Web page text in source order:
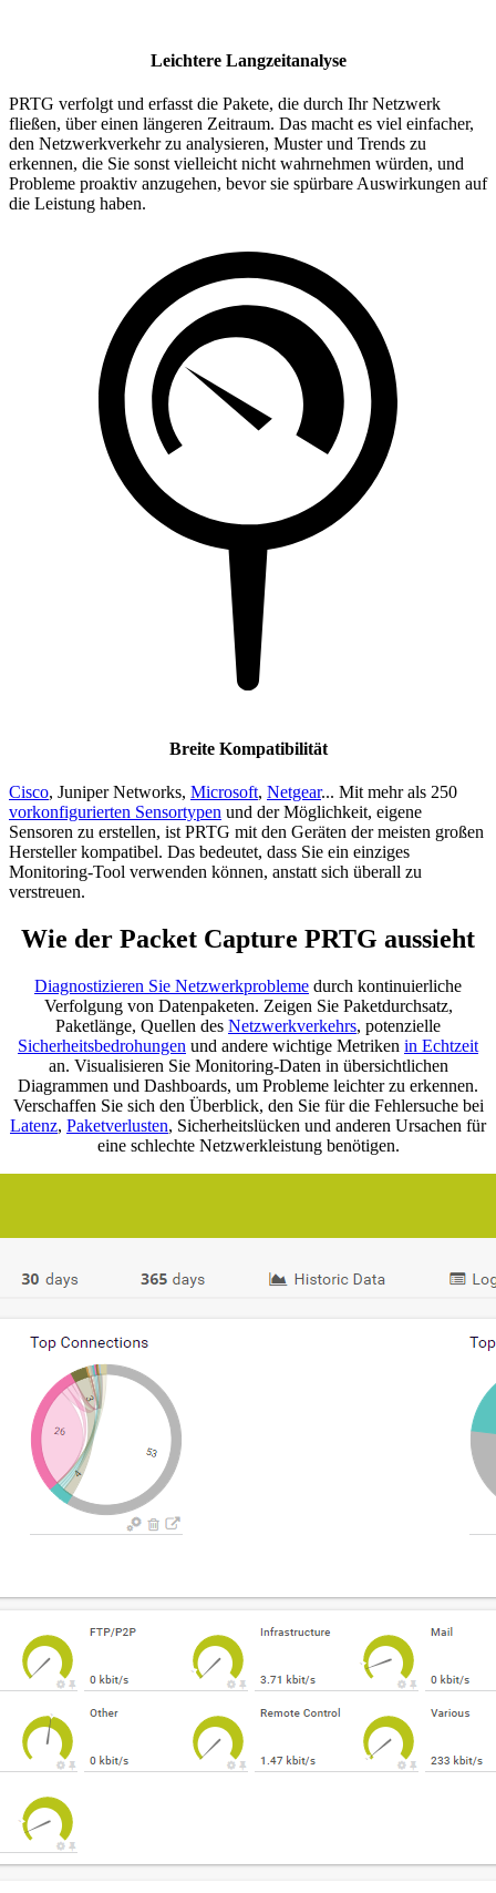
Leichtere Langzeitanalyse
PRTG verfolgt und erfasst die Pakete, die durch Ihr Netzwerk
fließen, über einen längeren Zeitraum. Das macht es viel einfacher,
den Netzwerkverkehr zu analysieren, Muster und Trends zu
erkennen, die Sie sonst vielleicht nicht wahrnehmen würden, und
Probleme proaktiv anzugehen, bevor sie spürbare Auswirkungen auf
die Leistung haben.
Breite Kompatibilität
Cisco, Juniper Networks, Microsoft, Netgear... Mit mehr als 250
vorkonfigurierten Sensortypen und der Möglichkeit, eigene
Sensoren zu erstellen, ist PRTG mit den Geräten der meisten großen
Hersteller kompatibel. Das bedeutet, dass Sie ein einziges
Monitoring-Tool verwenden können, anstatt sich überall zu
verstreuen.
Wie der Packet Capture PRTG aussieht
Diagnostizieren Sie Netzwerkprobleme durch kontinuierliche
Verfolgung von Datenpaketen. Zeigen Sie Paketdurchsatz,
Paketlänge, Quellen des Netzwerkverkehrs, potenzielle
Sicherheitsbedrohungen und andere wichtige Metriken in Echtzeit
an. Visualisieren Sie Monitoring-Daten in übersichtlichen
Diagrammen und Dashboards, um Probleme leichter zu erkennen.
Verschaffen Sie sich den Überblick, den Sie für die Fehlersuche bei
Latenz, Paketverlusten, Sicherheitslücken und anderen Ursachen für
eine schlechte Netzwerkleistung benötigen.